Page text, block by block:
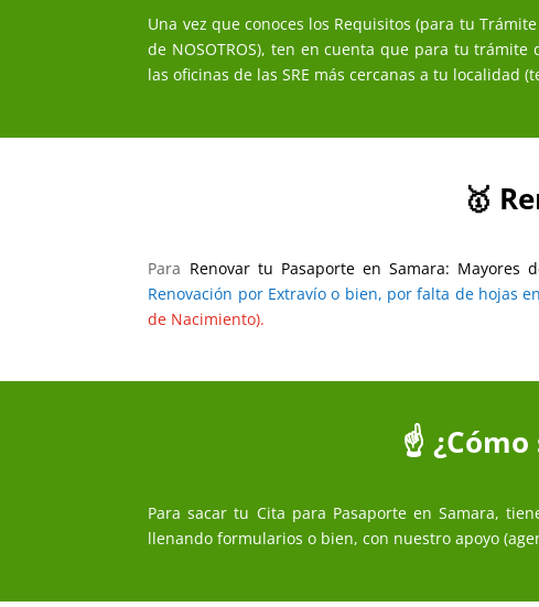
Una vez que conoces los Requisitos (para tu
de NOSOTROS), ten en cuenta que para tu trámite
las oficinas de las SRE más cercanas a tu
🥇
Para Renovar tu Pasaporte en Samara: Mayores
Renovación por Extravío o bien, por falta de hojas
de Nacimiento).
☝️
Para sacar tu Cita para Pasaporte en Samara,
llenando formularios o bien, con nuestro apoyo